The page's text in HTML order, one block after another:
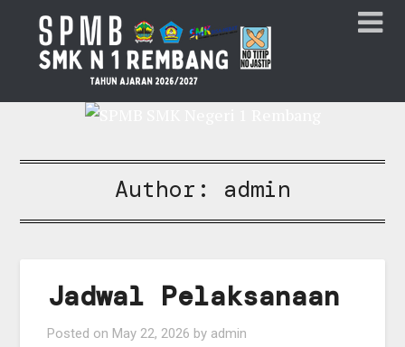
Author: admin
Jadwal Pelaksanaan
Posted on May 22, 2026 by admin